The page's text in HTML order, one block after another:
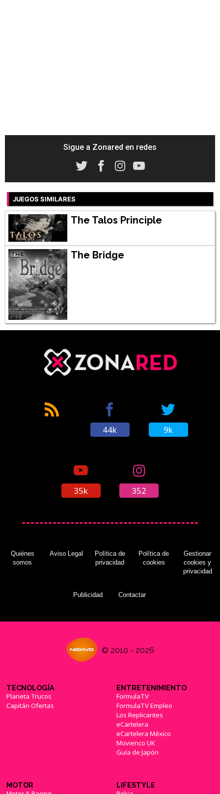
Sigue a Zonared en redes
JUEGOS SIMILARES
The Talos Principle
The Bridge
44k 9k
35k 352
Quiénes
somos
Aviso Legal
Política de
privacidad
Política de
cookies
Gestionar
cookies y
privacidad
Publicidad Contactar
© 2010 - 2026
TECNOLOGÍA
Planeta Trucos
Capitán Ofertas
ENTRETENIMIENTO
FormulaTV
FormulaTV Empleo
Los Replicantes
eCartelera
eCartelera México
Movienco UK
Guía de Japón
MOTOR LIFESTYLE